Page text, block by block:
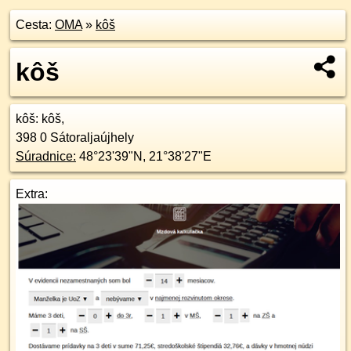
Cesta: OMA» kôš
kôš
kôš: kôš,
398 0 Sátoraljaújhely
Súradnice: 48°23'39"N , 21°38'27"E
Extra: